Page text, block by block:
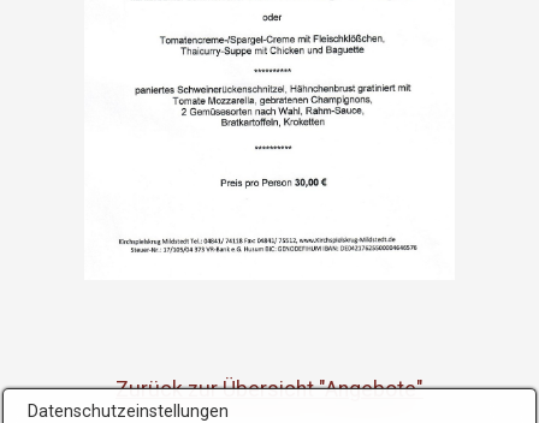
Zurück zur Übersicht "Angebote"
Datenschutzeinstellungen